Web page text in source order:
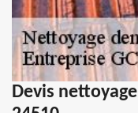
Devis